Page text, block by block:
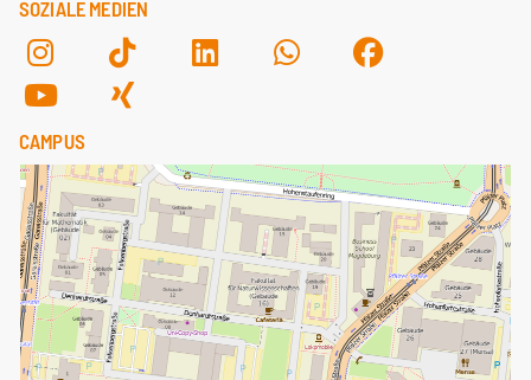
SOZIALE MEDIEN
CAMPUS